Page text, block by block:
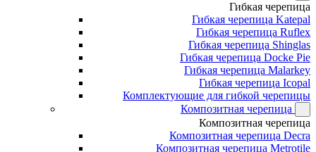
Гибкая черепица
Гибкая черепица Katepal
Гибкая черепица Ruflex
Гибкая черепица Shinglas
Гибкая черепица Docke Pie
Гибкая черепица Malarkey
Гибкая черепица Icopal
Комплектующие для гибкой черепицы
Композитная черепица
Композитная черепица
Композитная черепица Decra
Композитная черепица Metrotile